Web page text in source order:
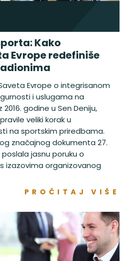
Kako
Evrope redefiniše
Evrope o integrisanom
i uslugama na
godine u Sen Deniju,
veliki korak u
na sportskim priredbama.
značajnog dokumenta 27.
jasnu poruku o
izazovima organizovanog
PROČITAJ VIŠE